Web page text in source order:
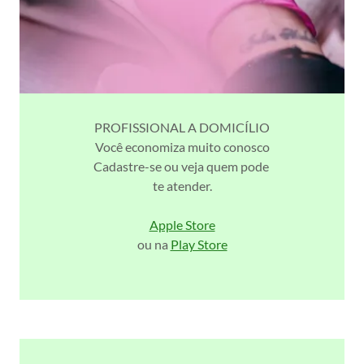
PROFISSIONAL A DOMICÍLIO
Você economiza muito conosco
Cadastre-se ou veja quem pode
te atender.
Apple Store
ou na Play Store